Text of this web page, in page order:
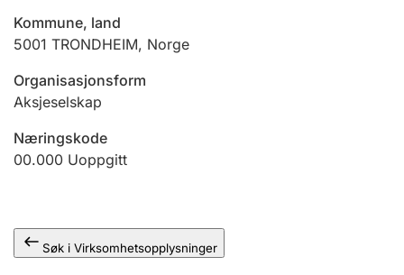
Ektepaktveileder
Offentlig sektor
Kommune, land
5001 TRONDHEIM, Norge
Organisasjonsform
Aksjeselskap
Næringskode
00.000 Uoppgitt
Søk i Virksomhetsopplysninger